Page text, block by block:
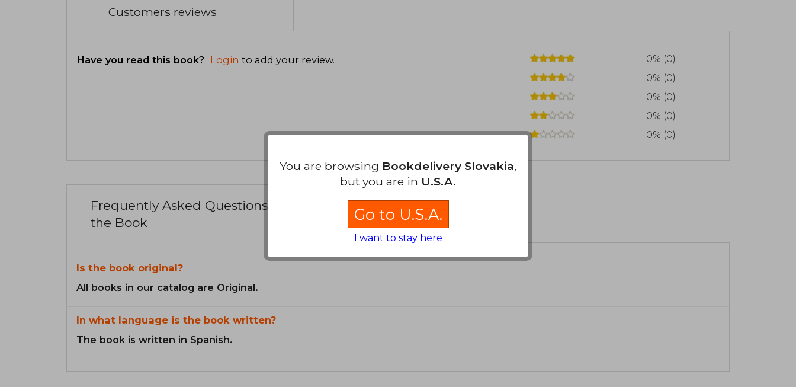
Customers reviews
Have you read this book? Login to add your review.
0% (0)
0% (0)
0% (0)
0% (0)
0% (0)
Frequently Asked Questions about
the Book
Is the book original?
All books in our catalog are Original.
In what language is the book written?
The book is written in Spanish.
You are browsing Bookdelivery Slovakia,
but you are in U.S.A.
Go to U.S.A.
I want to stay here